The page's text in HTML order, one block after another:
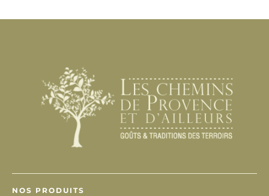
NOS PRODUITS